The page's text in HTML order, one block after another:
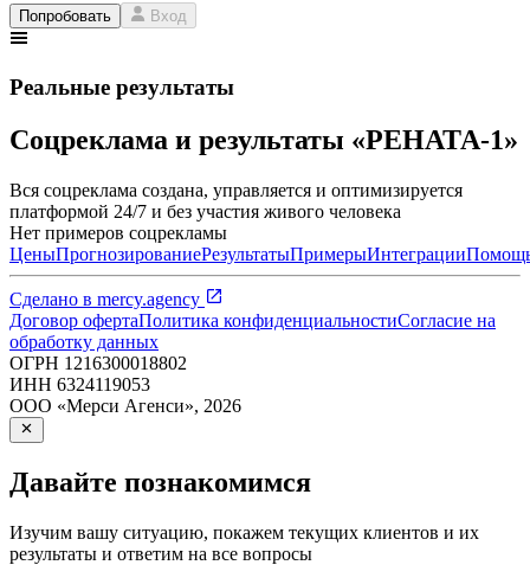
Попробовать Вход
Реальные результаты
Соцреклама и результаты «РЕНАТА-1»
Вся соцреклама создана, управляется и оптимизируется
платформой 24/7 и без участия живого человека
Нет примеров соцрекламы
ЦеныПрогнозированиеРезультатыПримерыИнтеграции
Сделано в mercy.agency
Договор офертаПолитика конфиденциальностиСогласие на
обработку данных
ОГРН 1216300018802
ИНН 6324119053
ООО «Мерси Агенси», 2026
Давайте познакомимся
Изучим вашу ситуацию, покажем текущих клиентов и их
результаты и ответим на все вопросы